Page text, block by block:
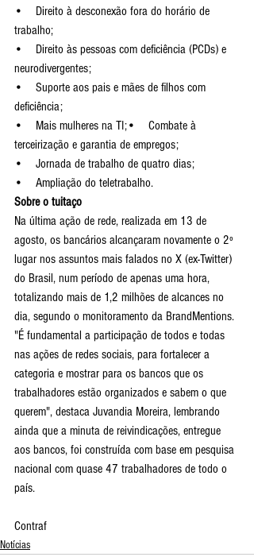
•    Direito à desconexão fora do horário de
trabalho;
•    Direito às pessoas com deficiência (PCDs) e
neurodivergentes;
•    Suporte aos pais e mães de filhos com
deficiência;
•    Mais mulheres na TI;•    Combate à
terceirização e garantia de empregos;
•    Jornada de trabalho de quatro dias;
•    Ampliação do teletrabalho.
Sobre o tuitaço
Na última ação de rede, realizada em 13 de
agosto, os bancários alcançaram novamente o 2º
lugar nos assuntos mais falados no X (ex-Twitter)
do Brasil, num período de apenas uma hora,
totalizando mais de 1,2 milhões de alcances no
dia, segundo o monitoramento da BrandMentions.
"É fundamental a participação de todos e todas
nas ações de redes sociais, para fortalecer a
categoria e mostrar para os bancos que os
trabalhadores estão organizados e sabem o que
querem", destaca Juvandia Moreira, lembrando
ainda que a minuta de reivindicações, entregue
aos bancos, foi construída com base em pesquisa
nacional com quase 47 trabalhadores de todo o
país.
Contraf
Notícias